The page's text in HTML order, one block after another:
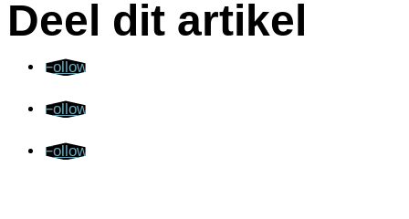
Deel dit artikel
Follow
Follow
Follow